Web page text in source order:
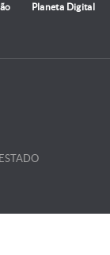
Planeta Digital